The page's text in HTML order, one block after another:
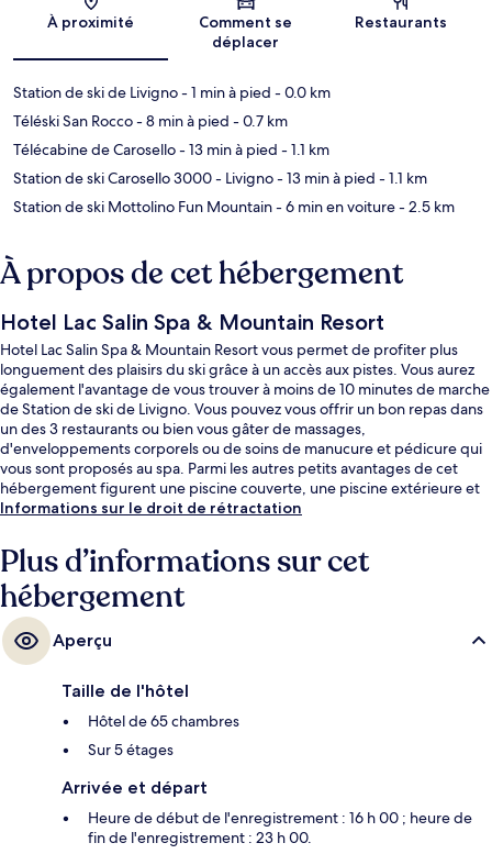
Carte
À proximité
Comment se
déplacer
Restaurants
Station de ski de Livigno- 1 min à pied - 0.0 km
Téléski San Rocco- 8 min à pied - 0.7 km
Télécabine de Carosello- 13 min à pied - 1.1 km
Station de ski Carosello 3000 - Livigno- 13 min à pied - 1.1 km
Station de ski Mottolino Fun Mountain- 6 min en voiture- 2.5 km
À propos de cet hébergement
Hotel Lac Salin Spa & Mountain Resort
Hotel Lac Salin Spa & Mountain Resort vous permet de profiter plus
longuement des plaisirs du ski grâce à un accès aux pistes. Vous aurez
également l'avantage de vous trouver à moins de 10 minutes de marche
de Station de ski de Livigno. Vous pouvez vous offrir un bon repas dans
un des 3 restaurants ou bien vous gâter de massages,
d'enveloppements corporels ou de soins de manucure et pédicure qui
vous sont proposés au spa. Parmi les autres petits avantages de cet
hébergement figurent une piscine couverte, une piscine extérieure et
un bar / salon. Les skieurs apprécieront la possibilité d'acheter des
Informations sur le droit de rétractation
Plus d’informations sur cet
hébergement
Aperçu
Taille de l'hôtel
Hôtel de 65 chambres
Sur 5 étages
Arrivée et départ
Heure de début de l'enregistrement : 16 h 00 ; heure de
fin de l'enregistrement : 23 h 00.